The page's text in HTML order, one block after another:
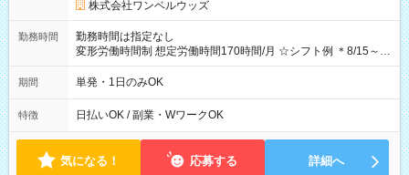
株式会社ワンベルウッズ
勤務時間
勤務時間は指定なし
変形労働時間制 想定労働時間170時間/月 ☆シフト例 ＊8/15～
10/26 全日共通 08：00～12：00 17：00～21：00 ＊8/31
～9/19のみ下記シフトもあります！ 12：00～16：00 ＊9/6～
00
期間 単発・1日のみOK
特徴 日払いOK / 副業・WワークOK
気になる！ 応募する 詳細へ